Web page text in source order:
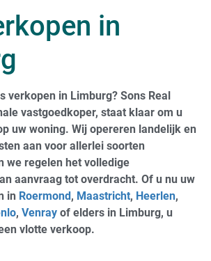
in
verkopen in Limburg? Sons Real
vastgoedkoper, staat klaar om u
uw woning. Wij opereren landelijk en
aan voor allerlei soorten
we regelen het volledige
aanvraag tot overdracht. Of u nu uw
in Roermond , Maastricht, Heerlen,
, Venray of elders in Limburg, u
vlotte verkoop.